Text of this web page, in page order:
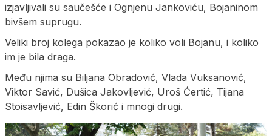
izjavljivali su saučešće i Ognjenu Jankoviću, Bojaninom
bivšem suprugu.
Veliki broj kolega pokazao je koliko voli Bojanu, i koliko
im je bila draga.
Među njima su Biljana Obradović, Vlada Vuksanović,
Viktor Savić, Dušica Jakovljević, Uroš Ćertić, Tijana
Stoisavljević, Edin Škorić i mnogi drugi.